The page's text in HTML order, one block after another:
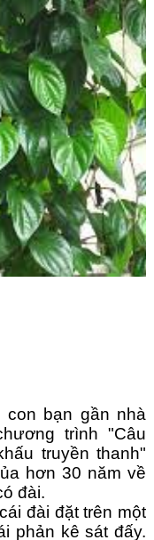
bạn gần nhà
trình "Câu
truyền thanh"
hơn 30 năm về
đài.
đài đặt trên một
phản kê sát đấy.